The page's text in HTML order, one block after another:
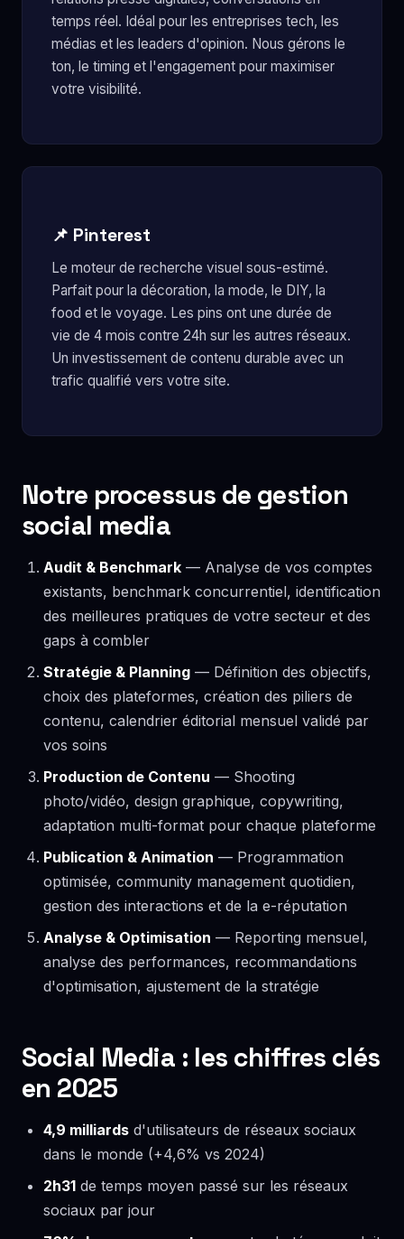
temps réel. Idéal pour les entreprises tech, les
médias et les leaders d'opinion. Nous gérons le
ton, le timing et l'engagement pour maximiser
votre visibilité.
📌 Pinterest
Le moteur de recherche visuel sous-estimé.
Parfait pour la décoration, la mode, le DIY, la
food et le voyage. Les pins ont une durée de
vie de 4 mois contre 24h sur les autres réseaux.
Un investissement de contenu durable avec un
trafic qualifié vers votre site.
Notre processus de gestion
social media
Audit & Benchmark — Analyse de vos comptes
existants, benchmark concurrentiel, identification
des meilleures pratiques de votre secteur et des
gaps à combler
Stratégie & Planning — Définition des objectifs,
choix des plateformes, création des piliers de
contenu, calendrier éditorial mensuel validé par
vos soins
Production de Contenu — Shooting
photo/vidéo, design graphique, copywriting,
adaptation multi-format pour chaque plateforme
Publication & Animation — Programmation
optimisée, community management quotidien,
gestion des interactions et de la e-réputation
Analyse & Optimisation — Reporting mensuel,
analyse des performances, recommandations
d'optimisation, ajustement de la stratégie
Social Media : les chiffres clés
en 2025
4,9 milliards d'utilisateurs de réseaux sociaux
dans le monde (+4,6% vs 2024)
2h31 de temps moyen passé sur les réseaux
sociaux par jour